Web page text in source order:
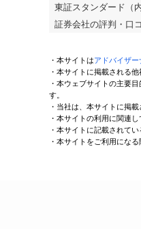
東証スタンダード（
証券会社の評判・口
・本サイトはアドバイザ
・本サイトに掲載される
・本ウェブサイトの主要
す。
・当社は、本サイトに掲
・本サイトの利用に関連
・本サイトに記載されて
・本サイトをご利用になる